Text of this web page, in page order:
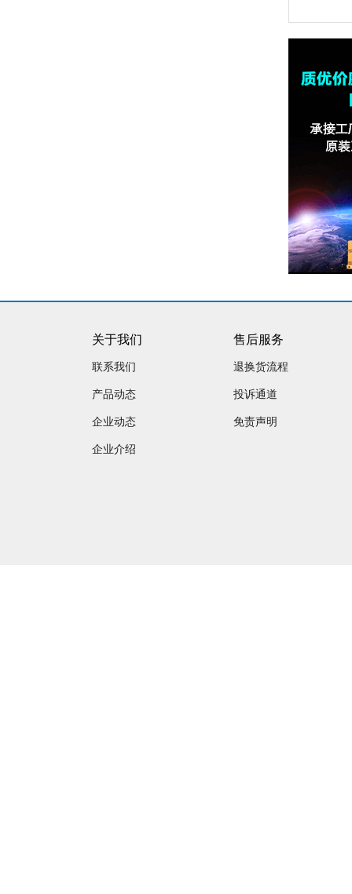
关于我们
联系我们
产品动态
企业动态
企业介绍
售后服务
退换货流程
投诉通道
免责声明